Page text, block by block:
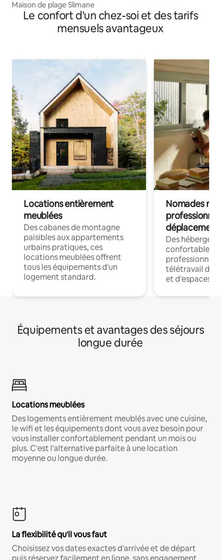
Maison de plage Slimane
Le confort d'un chez-soi et des tarifs
mensuels avantageux
Locations entièrement
meublées
Des cabanes de montagne
paisibles aux appartements
urbains pratiques, ces
locations meublées offrent
tous les équipements d'un
logement standard.
Nomades
déplacement
Des
confortables
professionnels
télétravail
et d'espaces
Équipements et avantages des séjours
longue durée
Locations meublées
Des logements entièrement meublés avec une cuisine,
le wifi et les équipements dont vous avez besoin pour
vous installer confortablement pendant un mois ou
plus. C'est l'alternative parfaite à une location
moyenne ou longue durée.
La flexibilité qu'il vous faut
Choisissez vos dates exactes d'arrivée et de départ